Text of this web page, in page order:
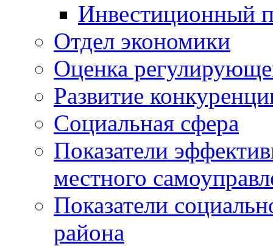
Инвестиционный
Отдел экономики
Оценка
Развитие
Социальная сфера
Показатели
местного
Показатели
района